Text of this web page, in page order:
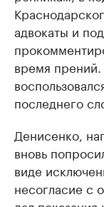
адвокаты и
время
последнего
Денисенко,
вновь
виде
несогласие с